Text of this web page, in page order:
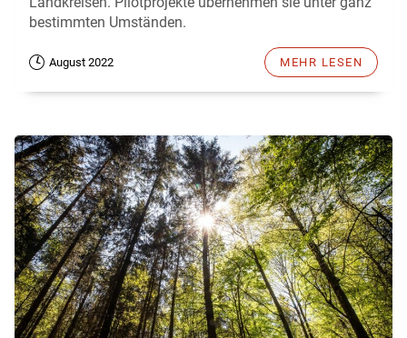
bestimmten Umständen.
August 2022 MEHR LESEN